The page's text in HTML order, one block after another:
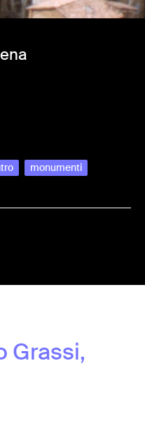
monumenti
Grassi,